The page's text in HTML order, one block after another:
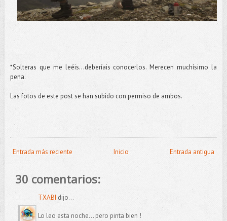
*Solteras que me leéis...deberíais conocerlos. Merecen muchísimo la
pena.
Las fotos de este post se han subido con permiso de ambos.
Entrada más reciente Entrada antigua
Inicio
30 comentarios:
TXABI dijo...
Lo leo esta noche... pero pinta bien !